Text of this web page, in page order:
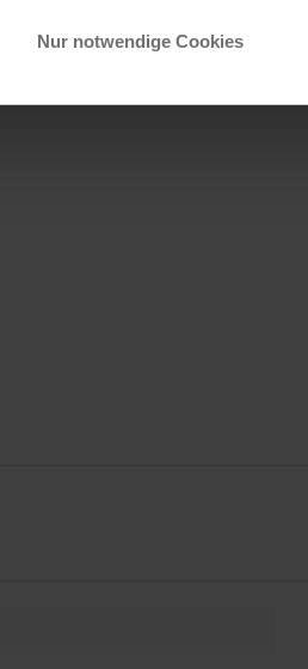
Nur notwendige Cookies